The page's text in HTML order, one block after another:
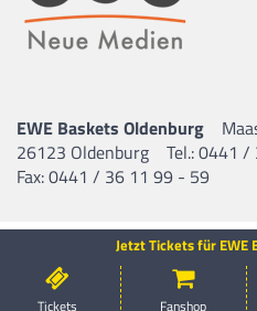
Tickets Fanshop
Jetzt Tickets für EWE
EWE Baskets Oldenburg
26123 Oldenburg
Tel.: 0441
Fax: 0441 / 36 11 99 - 59